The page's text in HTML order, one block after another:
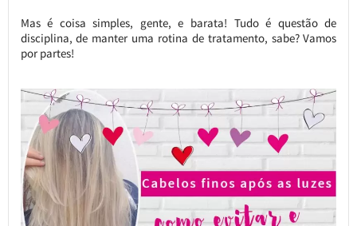
Mas é coisa simples, gente, e barata! Tudo é questão de
disciplina, de manter uma rotina de tratamento, sabe? Vamos
por partes!